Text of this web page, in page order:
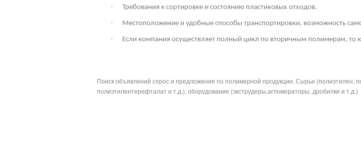
· Требования к сортировке и состоянию пластиковых отходов.
· Местоположение и удобные способы транспортировки, возможность
· Если компания осуществляет полный цикл по вторичным полимерам, то
Поиск объявлений спрос и предложения по полимерной продукции. Сырье (полиэтилен,
полиэтилентерефталат и т.д.), оборудование (экструдеры,агломераторы, дробилки и т.д.)